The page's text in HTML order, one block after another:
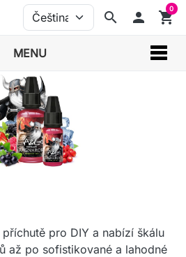
search person shopping_cart
0
MENU
pro DIY a nabízí škálu
až po sofistikované a lahodné